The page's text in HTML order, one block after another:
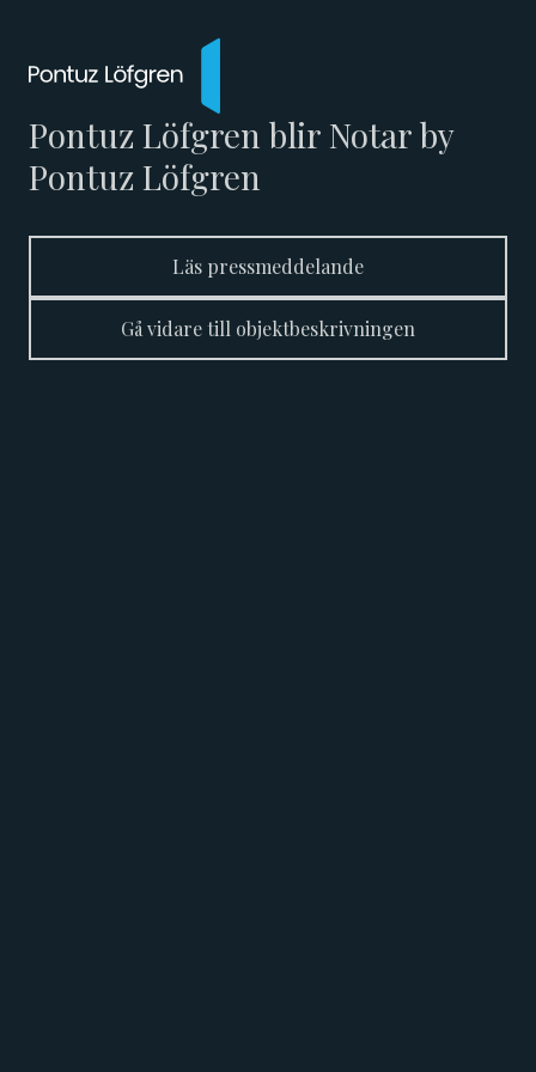
Pontuz Löfgren blir Notar by
Pontuz Löfgren
Läs pressmeddelande
Gå vidare till objektbeskrivningen